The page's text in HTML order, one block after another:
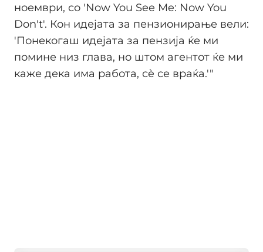
ноември, со 'Now You See Me: Now You
Don't'. Кон идејата за пензионирање вели:
'Понекогаш идејата за пензија ќе ми
помине низ глава, но штом агентот ќе ми
каже дека има работа, сè се враќа.'"